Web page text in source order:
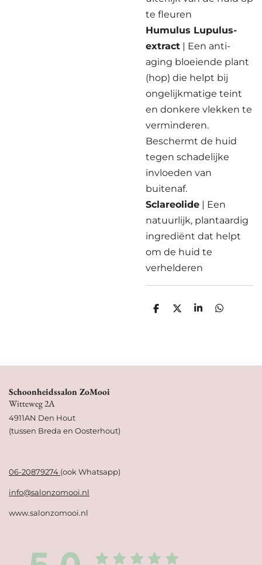
te fleuren
Humulus Lupulus-
extract | Een anti-
aging bloeiende plant
(hop) die helpt bij
ongelijkmatige teint
en donkere vlekken te
verminderen.
Beschermt de huid
tegen schadelijke
invloeden van
buitenaf.
Sclareolide | Een
natuurlijk, plantaardig
ingrediënt dat helpt
om de huid te
verhelderen
D
D
S
D
Schoonheidssalon ZoMooi
Witteweg 2A
4911AN Den Hout
(tussen Breda en Oosterhout)
06-20879274 (ook Whatsapp)
info@salonzomooi.nl
www.salonzomooi.nl